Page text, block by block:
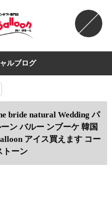
ルブログ
bride natural Wedding パ
ン バルー ンブーケ 韓国
アイス買えます コー
トーン